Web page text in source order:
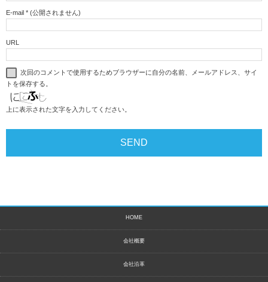
E-mail * (公開されません)
URL
次回のコメントで使用するためブラウザーに自分の名前、メールアドレス、サイ
トを保存する。
上に表示された文字を入力してください。
HOME
会社概要
会社沿革